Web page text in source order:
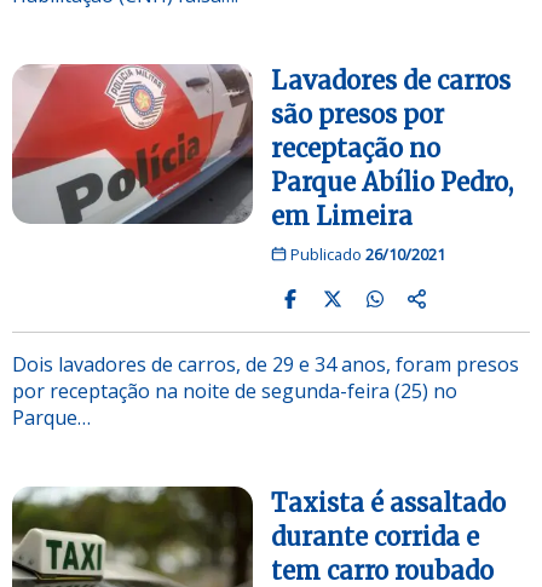
Lavadores de carros
são presos por
receptação no
Parque Abílio Pedro,
em Limeira
Publicado 26/10/2021
Dois lavadores de carros, de 29 e 34 anos, foram presos
por receptação na noite de segunda-feira (25) no
Parque…
Taxista é assaltado
durante corrida e
tem carro roubado